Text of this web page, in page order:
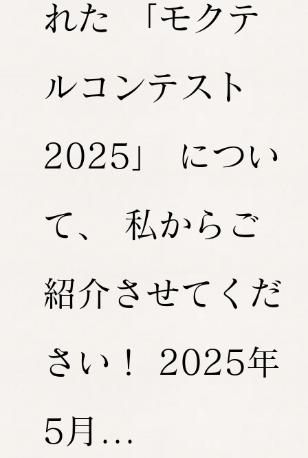
れた 「モクテ
ルコンテスト
2025」 につい
て、 私からご
紹介させてくだ
さい！ 2025年
5月...